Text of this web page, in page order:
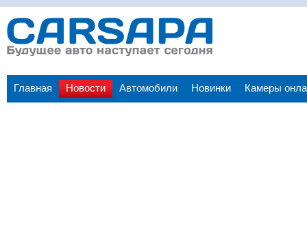
Главная Новости Автомобили Новинки Камеры